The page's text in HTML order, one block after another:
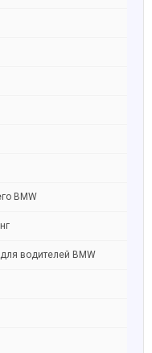
BMW
водителей BMW